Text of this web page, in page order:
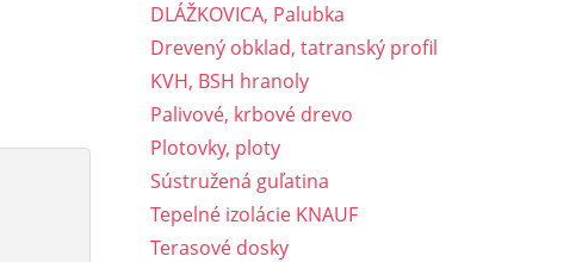
DLÁŽKOVICA, Palubka
Drevený obklad, tatranský profil
KVH, BSH hranoly
Palivové, krbové drevo
Plotovky, ploty
Sústružená guľatina
Tepelné izolácie KNAUF
Terasové dosky